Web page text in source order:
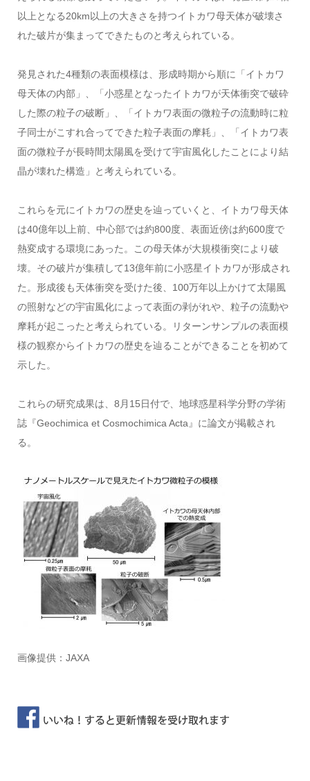
以上となる20km以上の大きさを持つイトカワ母天体が破壊さ
れた破片が集まってできたものと考えられている。
発見された4種類の表面模様は、形成時期から順に「イトカワ
母天体の内部」、「小惑星となったイトカワが天体衝突で破砕
した際の粒子の破断」、「イトカワ表面の微粒子の流動時に粒
子同士がこすれ合ってできた粒子表面の摩耗」、「イトカワ表
面の微粒子が長時間太陽風を受けて宇宙風化したことにより結
晶が壊れた構造」と考えられている。
これらを元にイトカワの歴史を辿っていくと、イトカワ母天体
は40億年以上前、中心部では約800度、表面近傍は約600度で
熱変成する環境にあった。この母天体が大規模衝突により破
壊。その破片が集積して13億年前に小惑星イトカワが形成され
た。形成後も天体衝突を受けた後、100万年以上かけて太陽風
の照射などの宇宙風化によって表面の剥がれや、粒子の流動や
摩耗が起こったと考えられている。リターンサンプルの表面模
様の観察からイトカワの歴史を辿ることができることを初めて
示した。
これらの研究成果は、8月15日付で、地球惑星科学分野の学術
誌『Geochimica et Cosmochimica Acta』に論文が掲載され
る。
画像提供：JAXA